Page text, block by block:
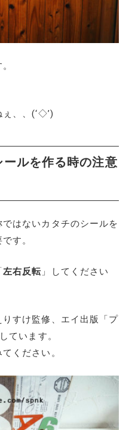
、、(‘◇’)ゞ
ルを作る時の注意
はないカタチのシールを
す。
左右反転 」してください
すけ監修、エイ出版「プ
ています。
ください。